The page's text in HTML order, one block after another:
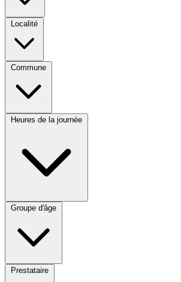
Localité
Commune
Heures de la journée
Groupe d'âge
Prestataire